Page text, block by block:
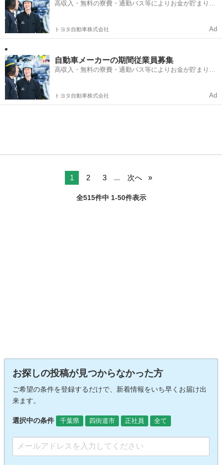
高収入・無料の寮費・通勤バス等によりお金が貯まりや
トヨタ自動車株式会社 Ad
自動車メーカーの期間従業員募集
高収入・無料の寮費・通勤バス等によりお金が貯まりや
トヨタ自動車株式会社 Ad
1 2 3 ... 次へ
全515件中 1-50件表示
お探しの投稿が見つからなかった方
ご希望の条件を登録するだけで、新着情報をいち早くお届け出
来ます。
選択中の条件 千葉県 四街道市 正社員 全て